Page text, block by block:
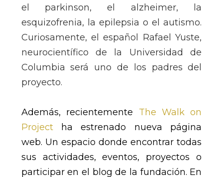
el parkinson, el alzheimer, la
esquizofrenia, la epilepsia o el autismo.
Curiosamente, el español Rafael Yuste,
neurocientífico de la Universidad de
Columbia será uno de los padres del
proyecto.
Además, recientemente The Walk on
Projectha estrenado nueva página
web. Un espacio donde encontrar todas
sus actividades, eventos, proyectos o
participar en el blog de la fundación. En